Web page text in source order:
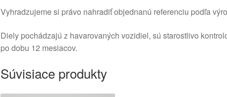
Vyhradzujeme si právo nahradiť objednanú referenciu podľa
Diely pochádzajú z havarovaných vozidiel, sú starostlivo
po dobu 12 mesiacov.
Súvisiace produkty